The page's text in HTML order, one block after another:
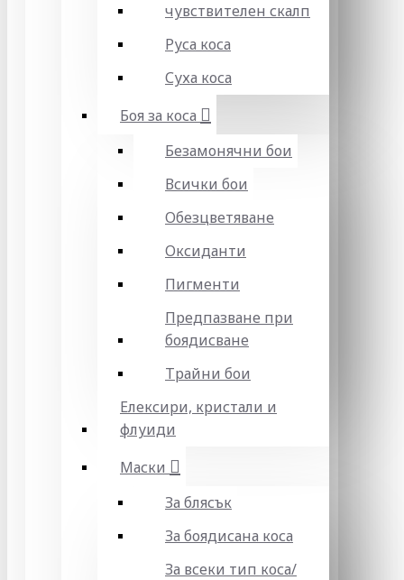
чувствителен скалп
Руса коса
Суха коса
Боя за коса
Безамонячни бои
Всички бои
Обезцветяване
Оксиданти
Пигменти
Предпазване при
боядисване
Трайни бои
Елексири, кристали и
флуиди
Маски
За блясък
За боядисана коса
За всеки тип коса/